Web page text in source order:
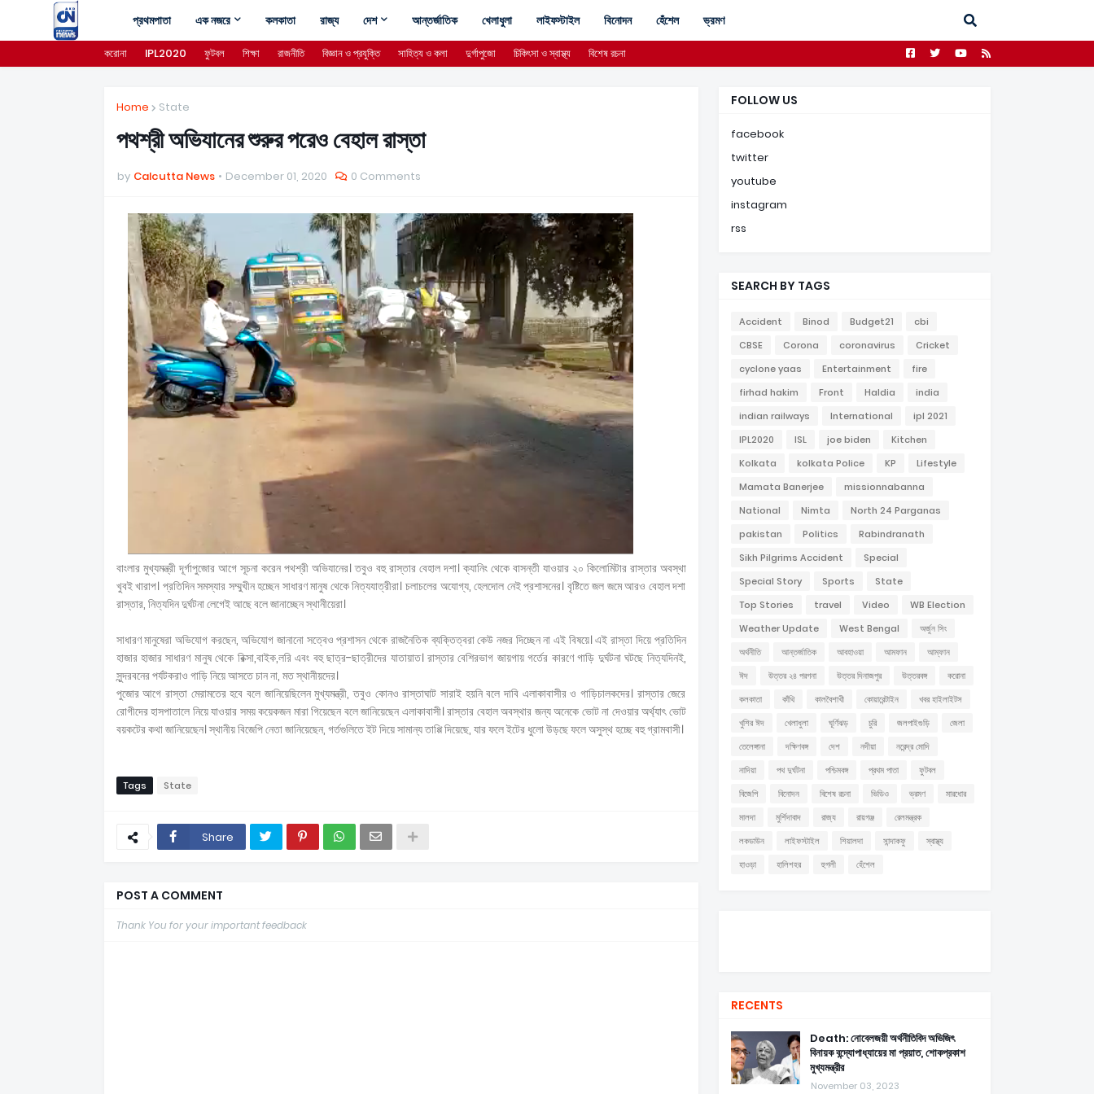
প্রথমপাতা এক নজরে কলকাতা রাজ্য দেশ আন্তর্জাতিক খেলাধুলা লাইফস্টাইল বিনোদন হেঁশেল ভ্রমণ
করোনা IPL2020 ফুটবল শিক্ষা রাজনীতি বিজ্ঞান ও প্রযুক্তি সাহিত্য ও কলা দুর্গাপুজো চিকিৎসা ও স্বাস্থ্য বিশেষ রচনা
Home State
পথশ্রী অভিযানের শুরুর পরেও বেহাল রাস্তা
by Calcutta News December 01, 2020 0 Comments
বাংলার মুখ্যমন্ত্রী দূর্গাপুজোর আগে সূচনা করেন পথশ্রী অভিযানের। তবুও বহু রাস্তার বেহাল দশা। ক্যানিং থেকে বাসন্তী যাওয়ার ২০ কিলোমিটার রাস্তার অবস্থা
খুবই খারাপ। প্রতিদিন সমস্যার সম্মুখীন হচ্ছেন সাধারণ মানুষ থেকে নিত্যযাত্রীরা। চলাচলের অযোগ্য, হেলদোল নেই প্রশাসনের। বৃষ্টিতে জল জমে আরও বেহাল দশা
রাস্তার, নিত্যদিন দুর্ঘটনা লেগেই আছে বলে জানাচ্ছেন স্থানীয়েরা।
সাধারণ মানুষেরা অভিযোগ করছেন, অভিযোগ জানানো সত্বেও প্রশাসন থেকে রাজনৈতিক ব্যক্তিত্বরা কেউ নজর দিচ্ছেন না এই বিষয়ে। এই রাস্তা দিয়ে প্রতিদিন
হাজার হাজার সাধারণ মানুষ থেকে রিক্সা,বাইক,লরি এবং বহু ছাত্র-ছাত্রীদের যাতায়াত। রাস্তার বেশিরভাগ জায়গায় গর্তের কারণে গাড়ি দুর্ঘটনা ঘটছে নিত্যদিনই,
সুন্দরবনের পর্যটকরাও গাড়ি নিয়ে আসতে চান না, মত স্থানীয়দের।
পুজোর আগে রাস্তা মেরামতের হবে বলে জানিয়েছিলেন মুখ্যমন্ত্রী, তবুও কোনও রাস্তাঘাট সারাই হয়নি বলে দাবি এলাকাবাসীর ও গাড়িচালকদের। রাস্তার জেরে
রোগীদের হাসপাতালে নিয়ে যাওয়ার সময় কয়েকজন মারা গিয়েছেন বলে জানিয়েছেন এলাকাবাসী। রাস্তার বেহাল অবস্থার জন্য অনেকে ভোট না দেওয়ার অর্থ্যাৎ ভোট
বয়কটের কথা জানিয়েছেন। স্থানীয় বিজেপি নেতা জানিয়েছেন, গর্তগুলিতে ইট দিয়ে সামান্য তাপ্পি দিয়েছে, যার ফলে ইটের ধুলো উড়ছে ফলে অসুস্থ হচ্ছে বহু গ্রামবাসী।
Tags State
Share
POST A COMMENT
Thank You for your important feedback
FOLLOW US
facebook
twitter
youtube
instagram
rss
SEARCH BY TAGS
Accident Binod Budget21
cbi
CBSE
Corona coronavirus
Cricket
cyclone yaas
Entertainment
fire
firhad hakim
Front Haldia
india
indian railways
International
ipl 2021
IPL2020
ISL joe biden
Kitchen
Kolkata
kolkata Police KP
Lifestyle
Mamata Banerjee
missionnabanna
National
Nimta
North 24 Parganas
pakistan
Politics
Rabindranath
Sikh Pilgrims Accident
Special
Special Story
Sports
State
Top Stories
travel Video
WB Election
Weather Update
West Bengal
অর্জুন সিং
অর্থনীতি
আন্তর্জাতিক আবহাওয়া আমফান
আম্ফান
ঈদ
উত্তর ২৪ পরগনা উত্তর দিনাজপুর উত্তরবঙ্গ
করোনা
কলকাতা
কাঁথি কালবৈশাখী কোয়ারেন্টাইন
খবর হাইলাইটস
খুশির ঈদ
খেলাধুলা ঘূর্ণিঝড় চুরি জলপাইগুড়ি
জেলা
তেলেঙ্গানা
দক্ষিণবঙ্গ দেশ নদীয়া
নরেন্দ্র মোদি
নাদিয়া
পথ দুর্ঘটনা পশ্চিমবঙ্গ প্রথম পাতা
ফুটবল
বিজেপি
বিনোদন বিশেষ রচনা ভিডিও ভ্রমণ
মারধোর
মালদা
মুর্শিদাবাদ রাজ্য রায়গঞ্জ
রেলমন্ত্রক
লকডাউন
লাইফস্টাইল শিয়ালদা সান্দাকফু
স্বাস্থ্য
হাওড়া
হালিশহর হুগলী হেঁশেল
RECENTS
Death: নোবেলজয়ী অর্থনীতিবিদ অভিজিৎ
বিনায়ক বন্দ্যোপাধ্যায়ের মা প্রয়াত, শোকপ্রকাশ
মুখ্যমন্ত্রীর
November 03, 2023